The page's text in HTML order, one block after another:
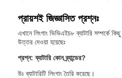
প্রায়শই জিজ্ঞাসিত প্রশ্নঃ
এখানে লিংগাং ভিভিএইচ৮ ব্যাটারি সম্পর্কে
উত্তর দেওয়া হয়েছেঃ
প্রশ্ন: ব্যাটারি কোন ব্র্যান্ডের?
উঃ ব্যাটারিটি লিংগাং তৈরি করেছে।